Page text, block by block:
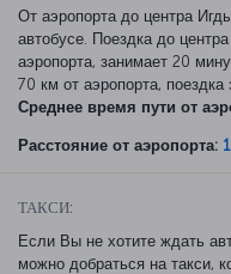
От аэропорта до центра
автобусе. Поездка до
аэропорта, занимает 20
70 км от аэропорта,
Среднее время пути от
Расстояние от аэропорта:
ТАКСИ:
Если Вы не хотите ждать
можно добраться на такси,